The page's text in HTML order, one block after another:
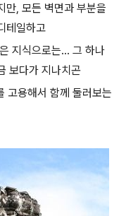
만, 모든 벽면과 부분을
테일하고
지식으로는... 그 하나
보다가 지나치곤
고용해서 함께 둘러보는